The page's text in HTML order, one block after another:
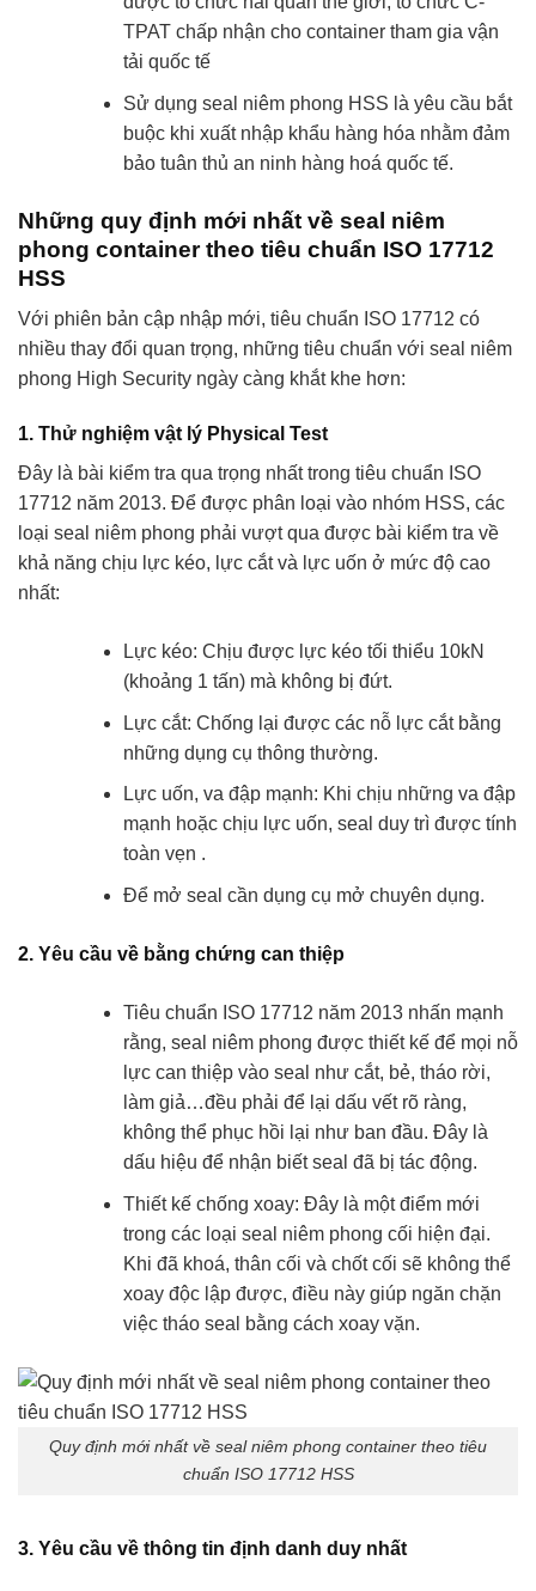
TPAT chấp nhận cho container tham gia vận
tải quốc tế
Sử dụng seal niêm phong HSS là yêu cầu bắt
buộc khi xuất nhập khẩu hàng hóa nhằm đảm
bảo tuân thủ an ninh hàng hoá quốc tế.
Những quy định mới nhất về seal niêm
phong container theo tiêu chuẩn ISO 17712
HSS
Với phiên bản cập nhập mới, tiêu chuẩn ISO 17712 có
nhiều thay đổi quan trọng, những tiêu chuẩn với seal niêm
phong High Security ngày càng khắt khe hơn:
1. Thử nghiệm vật lý Physical Test
Đây là bài kiểm tra qua trọng nhất trong tiêu chuẩn ISO
17712 năm 2013. Để được phân loại vào nhóm HSS, các
loại seal niêm phong phải vượt qua được bài kiểm tra về
khả năng chịu lực kéo, lực cắt và lực uốn ở mức độ cao
nhất:
Lực kéo: Chịu được lực kéo tối thiểu 10kN
(khoảng 1 tấn) mà không bị đứt.
Lực cắt: Chống lại được các nỗ lực cắt bằng
những dụng cụ thông thường.
Lực uốn, va đập mạnh: Khi chịu những va đập
mạnh hoặc chịu lực uốn, seal duy trì được tính
toàn vẹn .
Để mở seal cần dụng cụ mở chuyên dụng.
2. Yêu cầu về bằng chứng can thiệp
Tiêu chuẩn ISO 17712 năm 2013 nhấn mạnh
rằng, seal niêm phong được thiết kế để mọi nỗ
lực can thiệp vào seal như cắt, bẻ, tháo rời,
làm giả…đều phải để lại dấu vết rõ ràng,
không thể phục hồi lại như ban đầu. Đây là
dấu hiệu để nhận biết seal đã bị tác động.
Thiết kế chống xoay: Đây là một điểm mới
trong các loại seal niêm phong cối hiện đại.
Khi đã khoá, thân cối và chốt cối sẽ không thể
xoay độc lập được, điều này giúp ngăn chặn
việc tháo seal bằng cách xoay vặn.
Quy định mới nhất về seal niêm phong container theo tiêu
chuẩn ISO 17712 HSS
3. Yêu cầu về thông tin định danh duy nhất